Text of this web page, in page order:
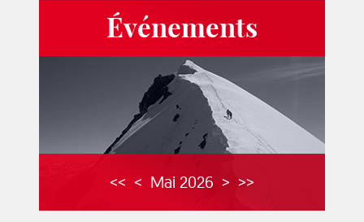
Événements
<< < Mai 2026 > >>